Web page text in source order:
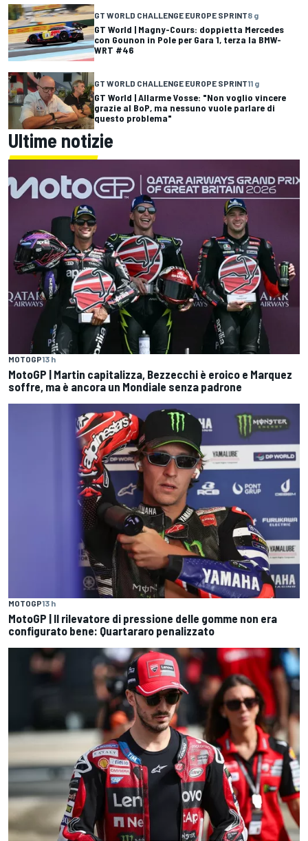
GT WORLD CHALLENGE EUROPE SPRINT8 g
GT World | Magny-Cours: doppietta Mercedes
con Gounon in Pole per Gara 1, terza la BMW-
WRT #46
GT WORLD CHALLENGE EUROPE SPRINT11 g
GT World | Allarme Vosse: "Non voglio vincere
grazie al BoP, ma nessuno vuole parlare di
questo problema"
Ultime notizie
MOTOGP13 h
MotoGP | Martin capitalizza, Bezzecchi è eroico e Marquez
soffre, ma è ancora un Mondiale senza padrone
MOTOGP13 h
MotoGP | Il rilevatore di pressione delle gomme non era
configurato bene: Quartararo penalizzato